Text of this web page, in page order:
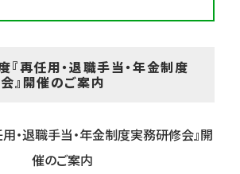
『再任用・退職手当・年金制度
』開催のご案内
・退職手当・年金制度実務研修会』開
催のご案内